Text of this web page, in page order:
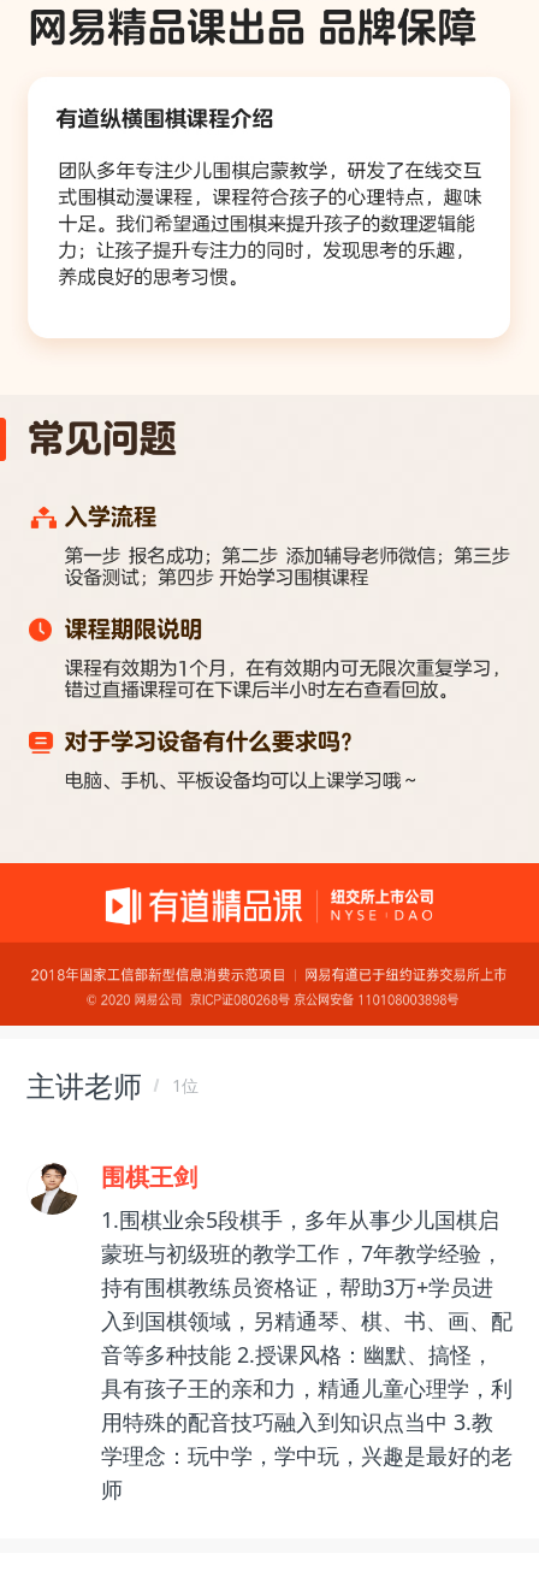
主讲老师 1位
围棋王剑
1.围棋业余5段棋手，多年从事少儿国棋启
蒙班与初级班的教学工作，7年教学经验，
持有围棋教练员资格证，帮助3万+学员进
入到国棋领域，另精通琴、棋、书、画、配
音等多种技能 2.授课风格：幽默、搞怪，
具有孩子王的亲和力，精通儿童心理学，利
用特殊的配音技巧融入到知识点当中 3.教
学理念：玩中学，学中玩，兴趣是最好的老
师